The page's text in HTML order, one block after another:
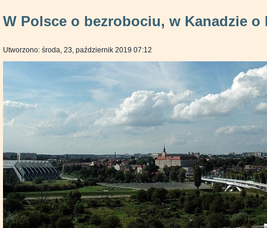
W Polsce o bezrobociu, w Kanadzie o
Utworzono: środa, 23, październik 2019 07:12